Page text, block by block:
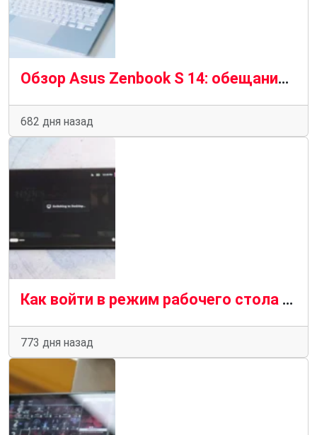
Обзор Asus Zenbook S 14: обещания Intel Lunar Lake выполнены
682 дня назад
Как войти в режим рабочего стола Steam Deck
773 дня назад